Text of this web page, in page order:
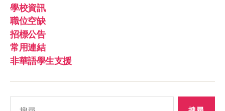
學校資訊
職位空缺
招標公告
常用連結
非華語學生支援